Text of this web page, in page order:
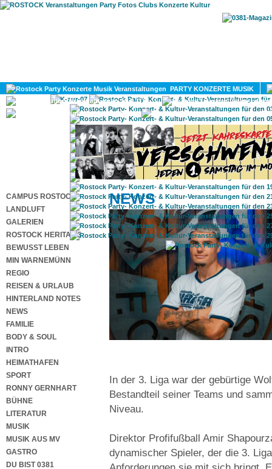
PARTY KONZERTE MUSIK
KULTUR
GAY
CAMPUS ROSTOCK
LANDLUFT
GALERIEN
ROSTOCK HERITAGE
BEWUSST LEBEN
MIN WARNEMÜNN
REGIO
REISEN & URLAUB
HINTERLAND NOTES
NEWS
FAMILIE
BODY & SOUL
INTRO
HEIMATHAFEN
SPORT
RONNY GERNHART
BÜHNE
LITERATUR
MUSIK
MUSIK AUS MV
GASTRO
DU BIST 0381
NEWS
In der 3. Liga war der gebürtige
Bestandteil seiner Teams und
Niveau.
Direktor Profifußball Amir
dynamischer Spieler, der die 3.